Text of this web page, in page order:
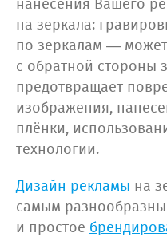
нанесения Вашего
на зеркала:
по зеркалам —
с обратной стороны
предотвращает
изображения,
плёнки,
технологии.
Дизайн рекламы на
самым
и простое